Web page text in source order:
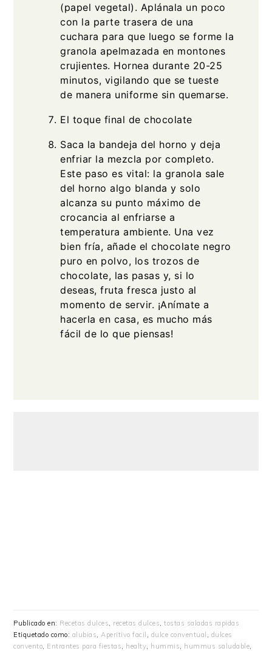
(papel vegetal). Aplánala un poco
con la parte trasera de una
cuchara para que luego se forme la
granola apelmazada en montones
crujientes. Hornea durante 20-25
minutos, vigilando que se tueste
de manera uniforme sin quemarse.
El toque final de chocolate
Saca la bandeja del horno y deja
enfriar la mezcla por completo.
Este paso es vital: la granola sale
del horno algo blanda y solo
alcanza su punto máximo de
crocancia al enfriarse a
temperatura ambiente. Una vez
bien fría, añade el chocolate negro
puro en polvo, los trozos de
chocolate, las pasas y, si lo
deseas, fruta fresca justo al
momento de servir. ¡Anímate a
hacerla en casa, es mucho más
fácil de lo que piensas!
Publicado en: Recetas dulces, recetas dulces,tostas saladas rapidas
Etiquetado como: alubias,Aperitivo facil , dulce conventual , dulces
convento, Entrantes para fiestas, healty, hummis, hummus saludable,